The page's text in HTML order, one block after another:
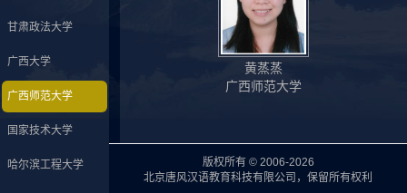
甘肃政法大学
广西大学
广西师范大学
国家技术大学
哈尔滨工程大学
黄蒸蒸
广西师范大学
版权所有 © 2006-2026
北京唐风汉语教育科技有限公司，保留所有权利